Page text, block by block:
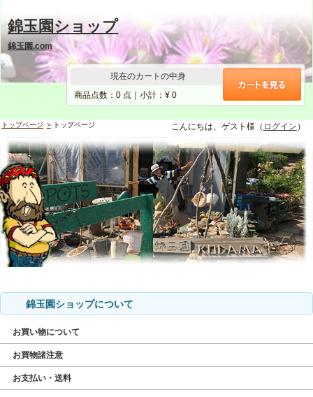
錦玉園ショップ
錦玉園.com
現在のカートの中身
商品点数： 0点｜小計：¥ 0
こんにちは、ゲスト様（ ログイン ）
トップページ トップページ
錦玉園ショップについて
お買い物について
お買物諸注意
お支払い・送料